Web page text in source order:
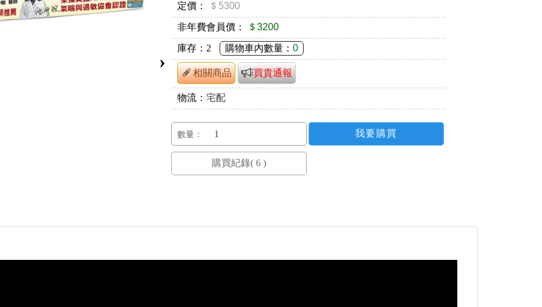
›
定價： ＄5300
非年費會員價： ＄3200
庫存： 2 購物車內數量：0
相關商品 買貴通報
物流：宅配
數量：